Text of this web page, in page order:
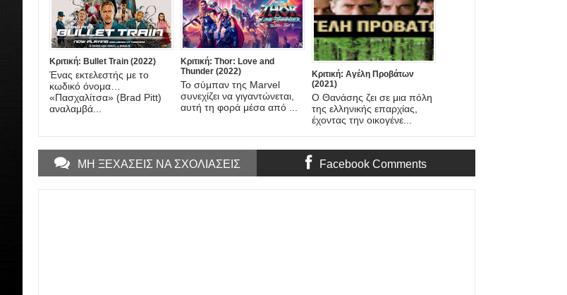
Κριτική: Bullet Train (2022)
Ένας εκτελεστής με το
κωδικό όνομα…
«Πασχαλίτσα» (Brad Pitt)
αναλαμβά...
Κριτική: Thor: Love and
Thunder (2022)
Το σύμπαν της Marvel
συνεχίζει να γιγαντώνεται,
αυτή τη φορά μέσα από ...
Κριτική: Αγέλη Προβάτων
(2021)
Ο Θανάσης ζει σε μια πόλη
της ελληνικής επαρχίας,
έχοντας την οικογένε...
ΜΗ ΞΕΧΑΣΕΙΣ ΝΑ ΣΧΟΛΙΑΣΕΙΣ Facebook Comments